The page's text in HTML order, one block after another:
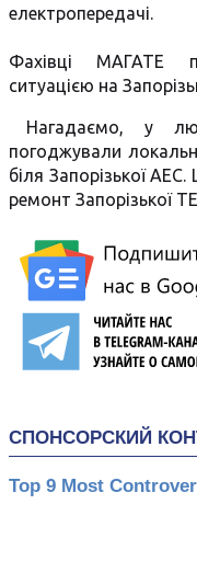
електропередачі.
Фахівці МАГАТЕ
ситуацією на
Нагадаємо, у
погоджували
біля Запорізької
ремонт Запорізької